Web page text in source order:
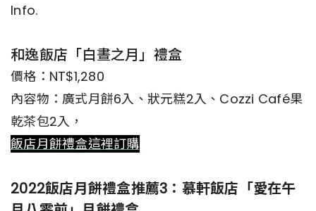
Info.
和逸飯店「白晝之月」禮盒
價格：NT$1,280
內容物：廣式月餅6入、狀元糕2入、Cozzi Café果
乾茶包2入，
飯店月餅禮盒這裡訂購
2022飯店月餅禮盒推薦3：慕軒飯店「愛在午